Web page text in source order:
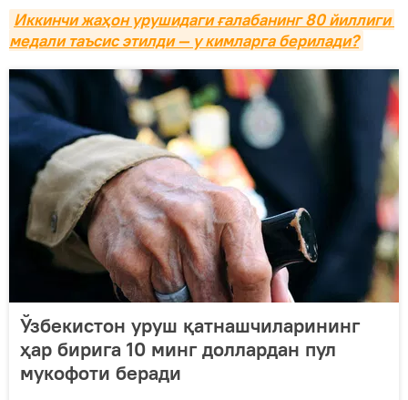
Иккинчи жаҳон урушидаги ғалабанинг 80 йиллиги
медали таъсис этилди — у кимларга берилади?
Ўзбекистон уруш қатнашчиларининг
ҳар бирига 10 минг доллардан пул
мукофоти беради